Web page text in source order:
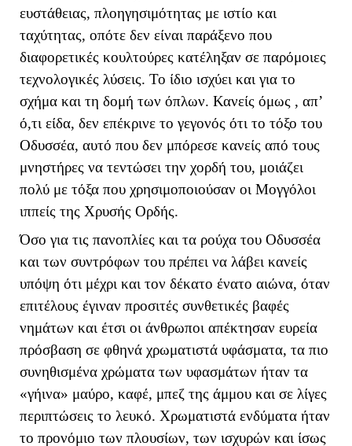
ευστάθειας, πλοηγησιμότητας με ιστίο και
ταχύτητας, οπότε δεν είναι παράξενο που
διαφορετικές κουλτούρες κατέληξαν σε παρόμοιες
τεχνολογικές λύσεις. Το ίδιο ισχύει και για το
σχήμα και τη δομή των όπλων. Κανείς όμως , απ’
ό,τι είδα, δεν επέκρινε το γεγονός ότι το τόξο του
Οδυσσέα, αυτό που δεν μπόρεσε κανείς από τους
μνηστήρες να τεντώσει την χορδή του, μοιάζει
πολύ με τόξα που χρησιμοποιούσαν οι Μογγόλοι
ιππείς της Χρυσής Ορδής.
Όσο για τις πανοπλίες και τα ρούχα του Οδυσσέα
και των συντρόφων του πρέπει να λάβει κανείς
υπόψη ότι μέχρι και τον δέκατο ένατο αιώνα, όταν
επιτέλους έγιναν προσιτές συνθετικές βαφές
νημάτων και έτσι οι άνθρωποι απέκτησαν ευρεία
πρόσβαση σε φθηνά χρωματιστά υφάσματα, τα πιο
συνηθισμένα χρώματα των υφασμάτων ήταν τα
«γήινα» μαύρο, καφέ, μπεζ της άμμου και σε λίγες
περιπτώσεις το λευκό. Χρωματιστά ενδύματα ήταν
το προνόμιο των πλουσίων, των ισχυρών και ίσως